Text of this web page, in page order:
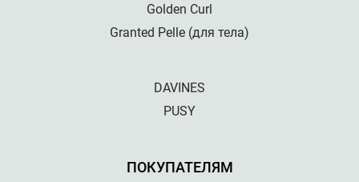
Golden Curl
Granted Pelle (для тела)
DAVINES
PUSY
ПОКУПАТЕЛЯМ